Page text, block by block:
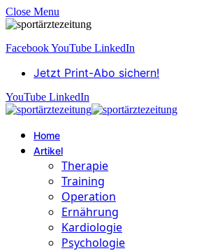
Close Menu
FacebookYouTube LinkedIn
Jetzt Print-Abo sichern!
YouTube LinkedIn
Home
Artikel
Therapie
Training
Operation
Ernährung
Kardiologie
Psychologie